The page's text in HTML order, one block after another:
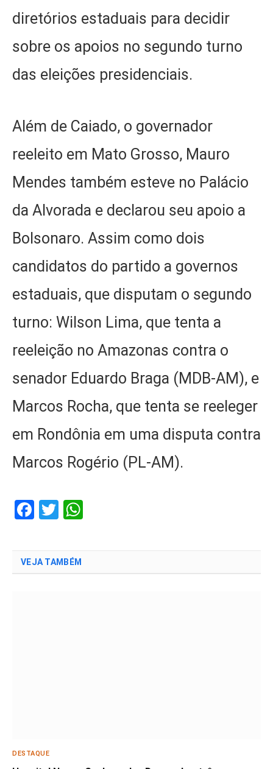
diretórios estaduais para decidir
sobre os apoios no segundo turno
das eleições presidenciais.
Além de Caiado, o governador
reeleito em Mato Grosso, Mauro
Mendes também esteve no Palácio
da Alvorada e declarou seu apoio a
Bolsonaro. Assim como dois
candidatos do partido a governos
estaduais, que disputam o segundo
turno: Wilson Lima, que tenta a
reeleição no Amazonas contra o
senador Eduardo Braga (MDB-AM), e
Marcos Rocha, que tenta se reeleger
em Rondônia em uma disputa contra
Marcos Rogério (PL-AM).
Facebook
Twitter
VEJA TAMBÉM
DESTAQUE